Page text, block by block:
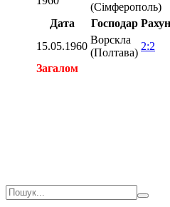
(Сімферополь)
Дата
Господар
15.05.1960
Ворскла
(Полтава)
2:2
Загалом